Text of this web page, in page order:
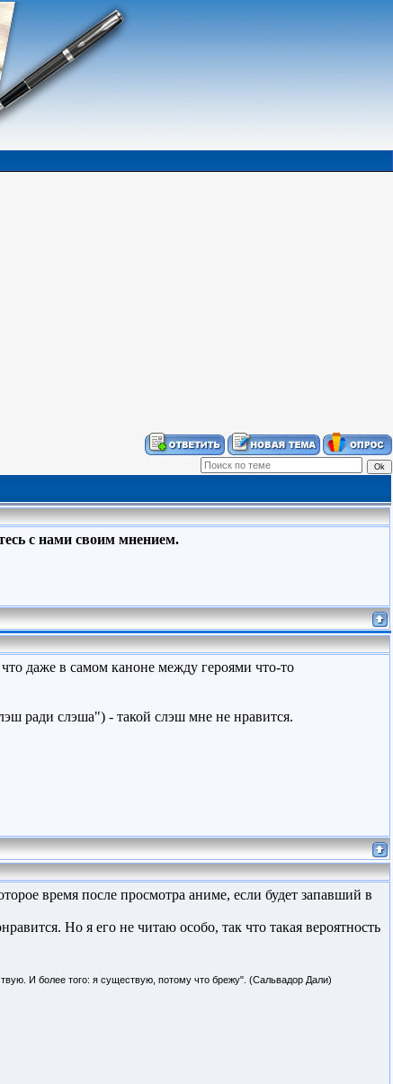
с нами своим мнением.
даже в самом каноне между героями что-то
ради слэша") - такой слэш мне не нравится.
время после просмотра аниме, если будет запавший в
Но я его не читаю особо, так что такая вероятность
И более того: я существую, потому что брежу". (Сальвадор Дали)